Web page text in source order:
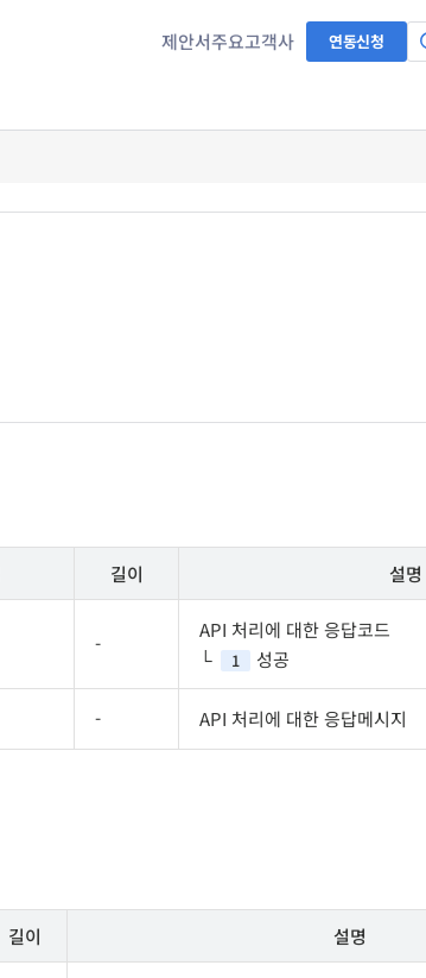
제안서주요고객사 연동신청
길이 설명
-
API 처리에 대한 응답코드
1 성공
- API 처리에 대한 응답메시지
길이 설명